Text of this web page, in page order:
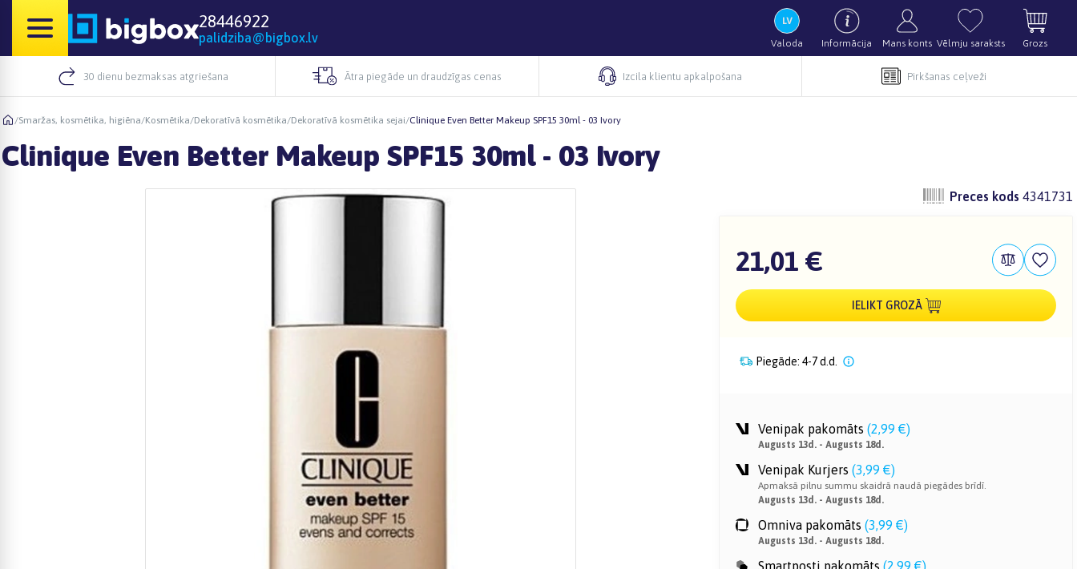
28446922
palidziba@bigbox.lv Valoda Informācija Mans konts Vēlmju saraksts Grozs
30 dienu bezmaksas atgriešana Ātra piegāde un draudzīgas cenas Izcila klientu apkalpošana Pirkšanas ceļveži
/Smaržas, kosmētika, higiēna/Kosmētika/Dekoratīvā kosmētika/Dekoratīvā kosmētika sejai/Clinique Even Better Makeup SPF15 30ml - 03 Ivory
Clinique Even Better Makeup SPF15 30ml - 03 Ivory
Preces kods 4341731
21,01 €
IELIKT GROZĀ
Piegāde: 4-7 d.d.
Venipak pakomāts (2,99 €)
Augusts 13d. - Augusts 18d.
Venipak Kurjers (3,99 €)
Apmaksā pilnu summu skaidrā naudā piegādes brīdī.
Augusts 13d. - Augusts 18d.
Omniva pakomāts (3,99 €)
Augusts 13d. - Augusts 18d.
Smartposti pakomāts (2,99 €)